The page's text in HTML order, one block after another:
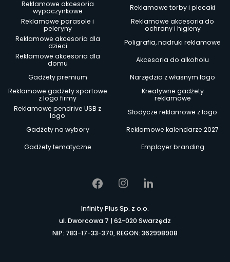
Reklamowe akcesoria
wypoczynkowe
Reklamowe torby i plecaki
Reklamowe parasole i
peleryny
Reklamowe akcesoria do
ochrony i higieny
Reklamowe akcesoria dla
dzieci
Poligrafia, nadruki reklamowe
Reklamowe akcesoria dla
domu
Akcesoria do alkoholu
Gadżety premium
Narzędzia z własnym logo
Reklamowe gadżety sportowe
z logo firmy
Kreatywne gadżety
reklamowe
Reklamowe pendrive USB z
logo
Słodycze reklamowe z logo
Gadżety na wybory
Reklamowe kalendarze 2027
Gadżety tematyczne
Employer branding
Infinity Plus Sp. z o.o.
ul. Dworcowa 7 | 62-020 Swarzędz
NIP: 783-17-33-370, REGON: 362998908